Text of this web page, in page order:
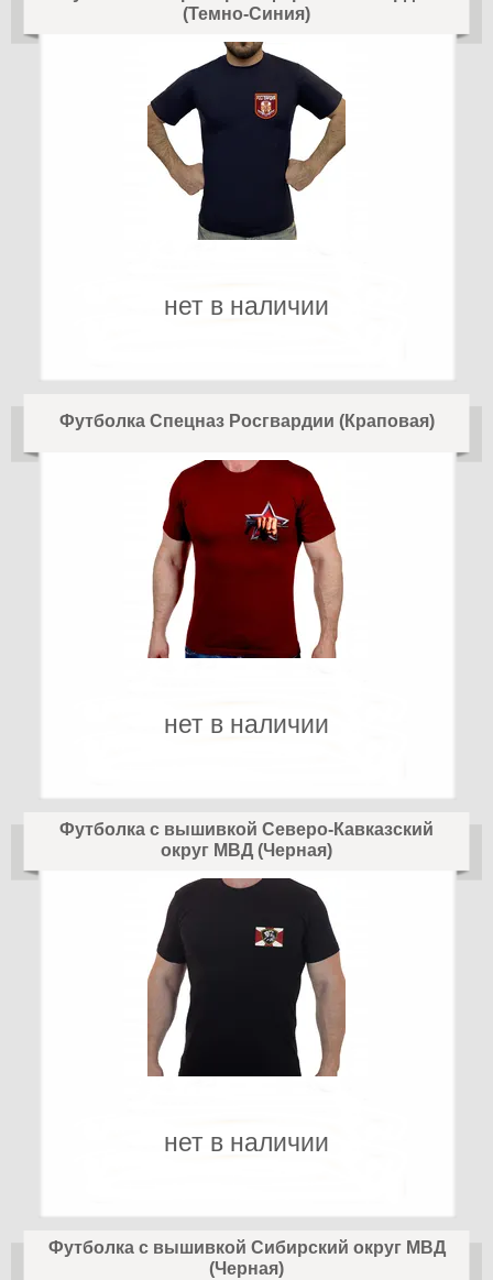
(Темно-Синия)
нет в наличии
Футболка Спецназ Росгвардии (Краповая)
нет в наличии
Футболка с вышивкой Северо-Кавказский
округ МВД (Черная)
нет в наличии
Футболка с вышивкой Сибирский округ МВД
(Черная)